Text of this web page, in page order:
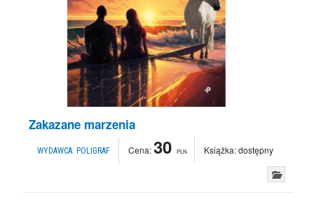
Zakazane marzenia
WYDAWCA: POLIGRAF Cena:30 PLN Książka:dostępny